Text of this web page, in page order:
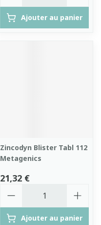
Ajouter au panier
Zincodyn Blister Tabl 112
Metagenics
21,32 €
Ajouter au panier